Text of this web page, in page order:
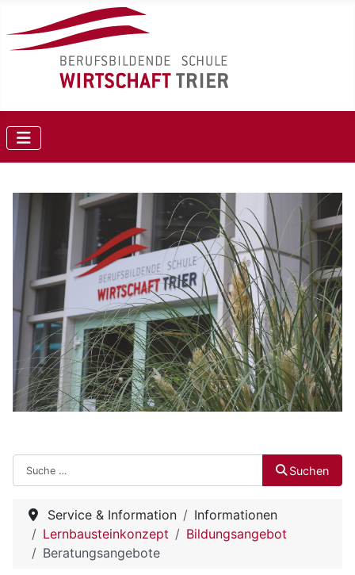
Suchen Suchen
Service & Information
Informationen
Lernbausteinkonzept
Bildungsangebot
Beratungsangebote